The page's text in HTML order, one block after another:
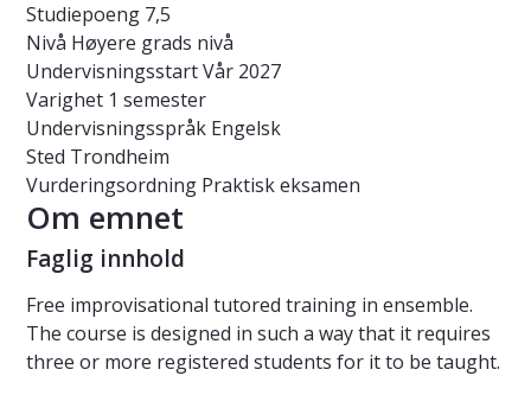
Studiepoeng 7,5
Nivå Høyere grads nivå
UndervisningsstartVår 2027
Varighet 1 semester
Undervisningsspråk Engelsk
Sted Trondheim
Vurderingsordning Praktisk eksamen
Om emnet
Faglig innhold
Free improvisational tutored training in ensemble.
The course is designed in such a way that it requires
three or more registered students for it to be taught.